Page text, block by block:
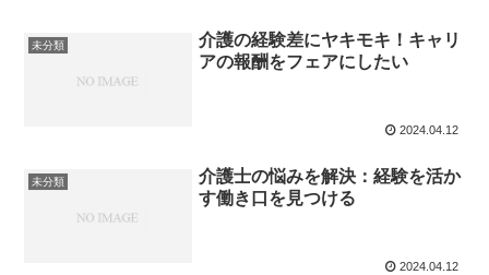
未分類
介護の経験差にヤキモキ！キャリ
アの報酬をフェアにしたい
2024.04.12
未分類
介護士の悩みを解決：経験を活か
す働き口を見つける
2024.04.12